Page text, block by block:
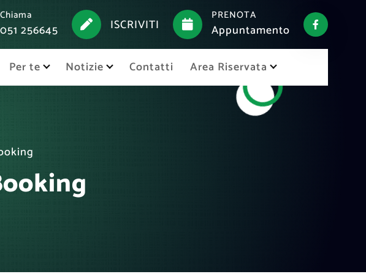
Chiama
051 256645 ISCRIVITI
PRENOTA
Appuntamento
Per te Notizie Contatti Area Riservata